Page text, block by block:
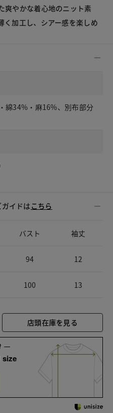
爽やかな着心地のニット素
く加工し、シアー感を楽しめ
綿34%・麻16%、別布部分
イドはこちら
バスト 袖丈
94 12
100 13
店頭在庫を見る
size